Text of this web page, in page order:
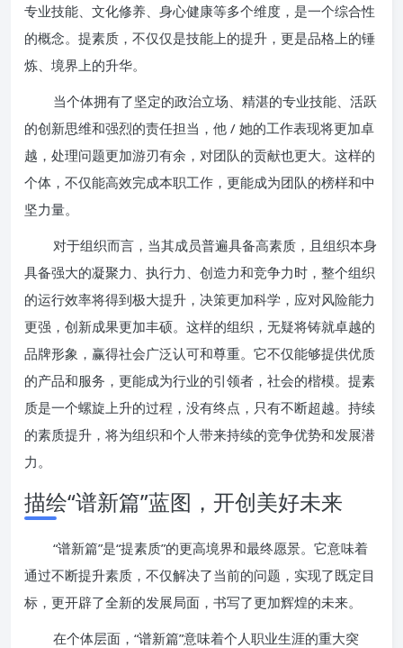
专业技能、文化修养、身心健康等多个维度，是一个综合性
的概念。提素质，不仅仅是技能上的提升，更是品格上的锤
炼、境界上的升华。
当个体拥有了坚定的政治立场、精湛的专业技能、活跃
的创新思维和强烈的责任担当，他 / 她的工作表现将更加卓
越，处理问题更加游刃有余，对团队的贡献也更大。这样的
个体，不仅能高效完成本职工作，更能成为团队的榜样和中
坚力量。
对于组织而言，当其成员普遍具备高素质，且组织本身
具备强大的凝聚力、执行力、创造力和竞争力时，整个组织
的运行效率将得到极大提升，决策更加科学，应对风险能力
更强，创新成果更加丰硕。这样的组织，无疑将铸就卓越的
品牌形象，赢得社会广泛认可和尊重。它不仅能够提供优质
的产品和服务，更能成为行业的引领者，社会的楷模。提素
质是一个螺旋上升的过程，没有终点，只有不断超越。持续
的素质提升，将为组织和个人带来持续的竞争优势和发展潜
力。
描绘“谱新篇”蓝图，开创美好未来
“谱新篇”是“提素质”的更高境界和最终愿景。它意味着
通过不断提升素质，不仅解决了当前的问题，实现了既定目
标，更开辟了全新的发展局面，书写了更加辉煌的未来。
在个体层面，“谱新篇”意味着个人职业生涯的重大突